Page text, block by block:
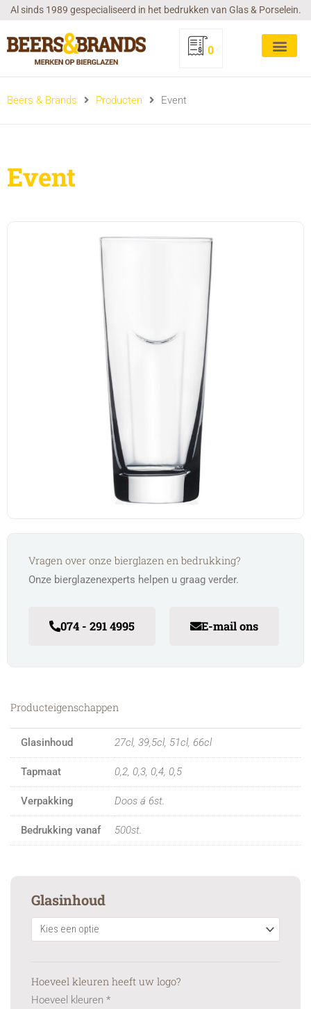
GaAl sinds 1989 gespecialiseerd in het bedrukken van Glas & Porselein.
0
Beers & Brands Producten Event
Event
Vragen over onze bierglazen en bedrukking?
Onze bierglazenexperts helpen u graag verder.
074 - 291 4995 E-mail ons
Producteigenschappen
Glasinhoud 27cl, 39,5cl, 51cl, 66cl
Tapmaat 0,2, 0,3, 0,4, 0,5
Verpakking Doos á 6st.
Bedrukking vanaf 500st.
Glasinhoud
Hoeveel kleuren heeft uw logo?
Hoeveel kleuren *
quantity